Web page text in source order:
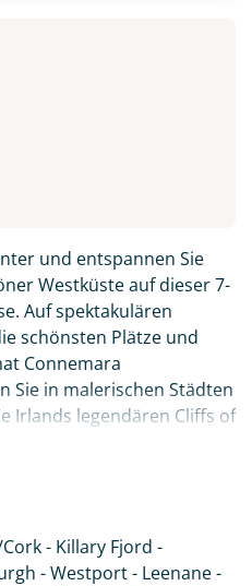
und entspannen Sie
Westküste auf dieser 7-
Auf spektakulären
schönsten Plätze und
Connemara
Sie in malerischen Städten
Irlands legendären Cliffs of
Sie auf eine
sind. Obwohl es sich
zu sehen und zu
Routen für Sie
- Killary Fjord -
- Westport - Leenane -
Formulars, erklären Sie, dass
haben.